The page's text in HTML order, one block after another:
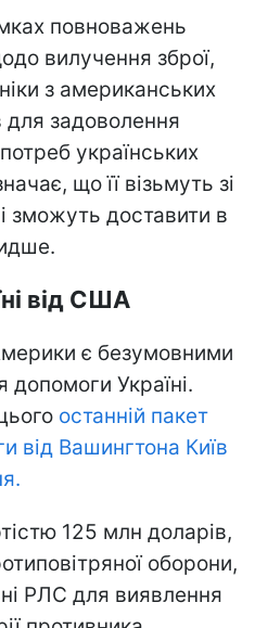
повноважень
вилучення зброї,
з американських
для задоволення
українських
що її візьмуть зі
зможуть доставити в
від США
є безумовними
допомоги Україні.
останній пакет
від Вашингтона Київ
125 млн доларів,
оборони,
РЛС для виявлення